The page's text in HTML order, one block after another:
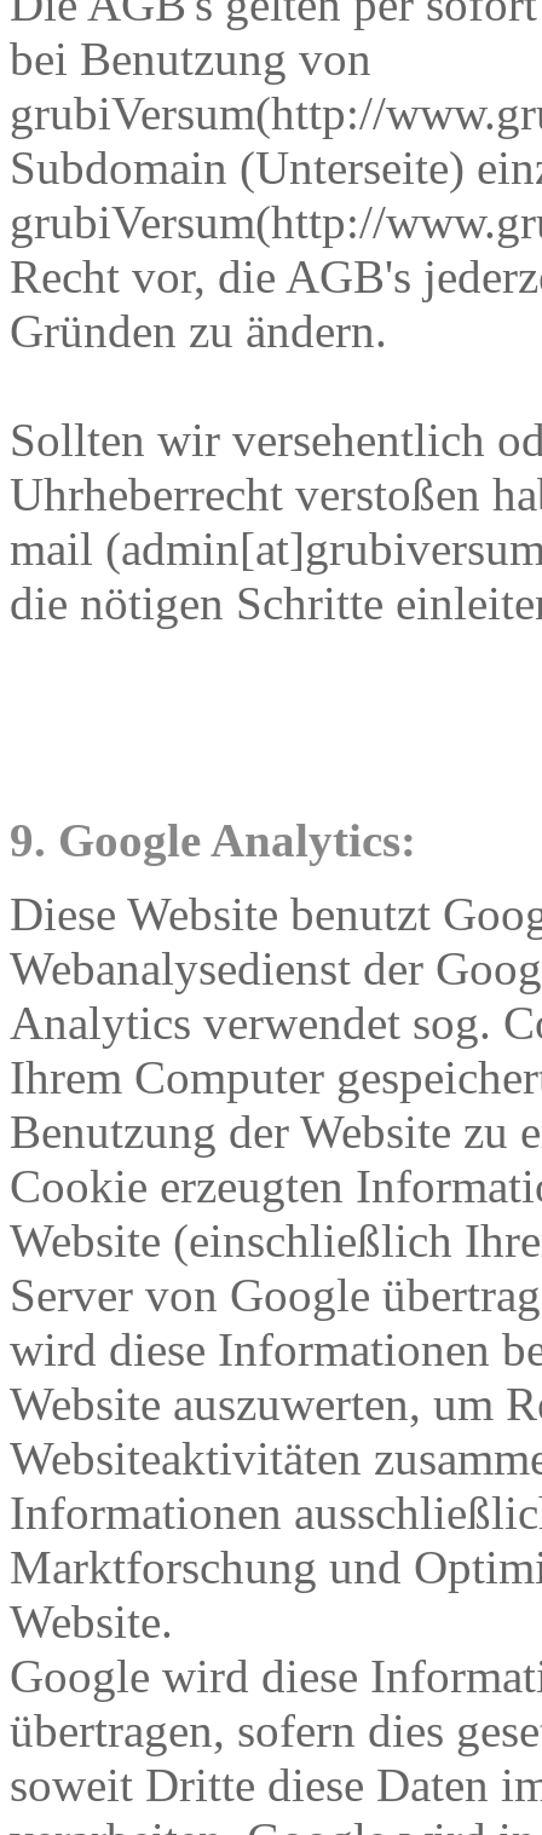
bei Benutzung von
grubiVersum(http://
Subdomain (Unterseite)
grubiVersum(http://
Recht vor, die AGB's
Gründen zu ändern.
Sollten wir versehentlich
Uhrheberrecht verstoßen
mail
die nötigen Schritte
9. Google Analytics:
Diese Website benutzt
Webanalysedienst der
Analytics verwendet sog.
Ihrem Computer
Benutzung der Website zu
Cookie erzeugten
Website (einschließlich
Server von Google
wird diese Informationen
Website auszuwerten, um
Websiteaktivitäten
Informationen
Marktforschung und
Website.
Google wird diese
übertragen, sofern dies
soweit Dritte diese Daten